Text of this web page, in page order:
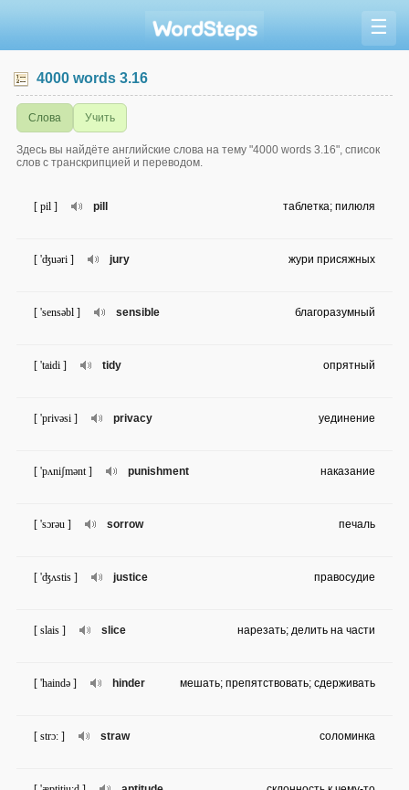
☰
4000 words 3.16
Слова Учить
Здесь вы найдёте английские слова на тему "4000 words 3.16", список
слов с транскрипцией и переводом.
pill
[ pil ] таблетка; пилюля
jury
[ 'ʤuəri ] жури присяжных
sensible
[ 'sensəbl ] благоразумный
tidy
[ 'taidi ] опрятный
privacy
[ 'privəsi ] уединение
punishment
[ 'pʌniʃmənt ] наказание
sorrow
[ 'sɔrəu ] печаль
justice
[ 'ʤʌstis ] правосудие
slice
[ slais ] нарезать; делить на части
hinder
[ 'haində ] мешать; препятствовать; сдерживать
straw
[ strɔ: ] соломинка